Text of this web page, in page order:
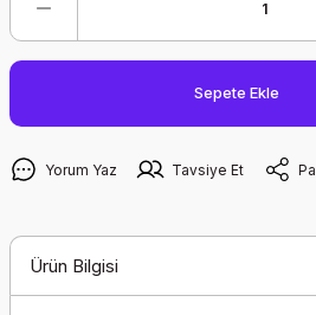
Sepete Ekle
Yorum Yaz Tavsiye Et
Ürün Bilgisi